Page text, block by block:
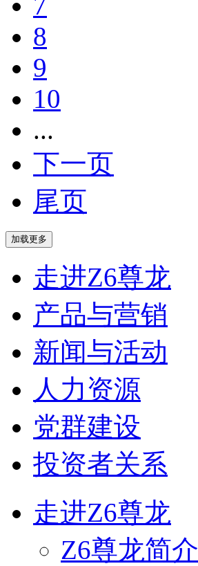
8
9
10
...
下一页
尾页
走进Z6尊龙
产品与营销
新闻与活动
人力资源
党群建设
投资者关系
走进Z6尊龙
Z6尊龙简介